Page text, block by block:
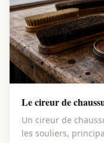
Le cireur de
Un cireur de
les souliers,